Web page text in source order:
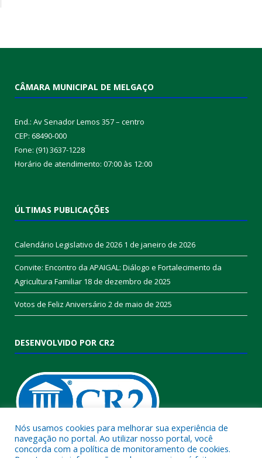
CÂMARA MUNICIPAL DE MELGAÇO
End.: Av Senador Lemos 357 – centro
CEP: 68490-000
Fone: (91) 3637-1228
Horário de atendimento: 07:00 às 12:00
ÚLTIMAS PUBLICAÇÕES
Calendário Legislativo de 2026 1 de janeiro de 2026
Convite: Encontro da APAIGAL: Diálogo e Fortalecimento da
Agricultura Familiar 18 de dezembro de 2025
Votos de Feliz Aniversário 2 de maio de 2025
DESENVOLVIDO POR CR2
Nós usamos cookies para melhorar sua experiência de
navegação no portal. Ao utilizar nosso portal, você
concorda com a política de monitoramento de cookies.